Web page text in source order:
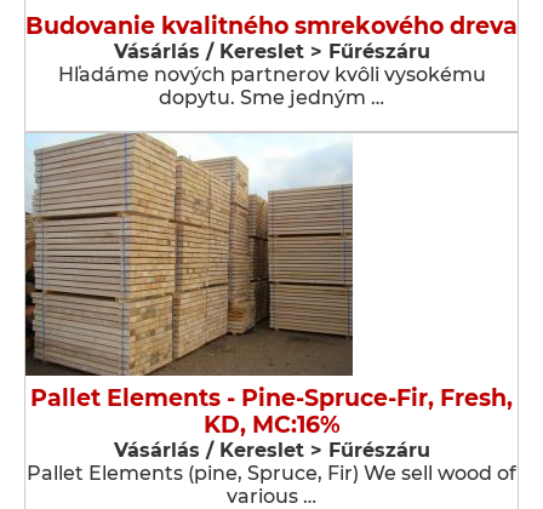
Budovanie kvalitného smrekového dreva
Vásárlás / Kereslet > Fűrészáru
Hľadáme nových partnerov kvôli vysokému
dopytu. Sme jedným …
Pallet Elements - Pine-Spruce-Fir, Fresh,
KD, MC:16%
Vásárlás / Kereslet > Fűrészáru
Pallet Elements (pine, Spruce, Fir) We sell wood of
various …